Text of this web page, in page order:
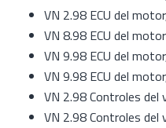
VN 2.98 ECU del
VN 8.98 ECU del
VN 9.98 ECU del
VN 9.98 ECU del
VN 2.98 Controles del
VN 2.98 Controles